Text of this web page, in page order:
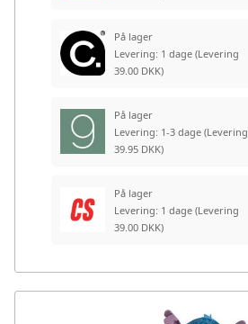
På lager
Levering: 1 dage (Levering
39.00 DKK)
På lager
Levering: 1-3 dage (Levering
39.95 DKK)
På lager
Levering: 1 dage (Levering
39.00 DKK)